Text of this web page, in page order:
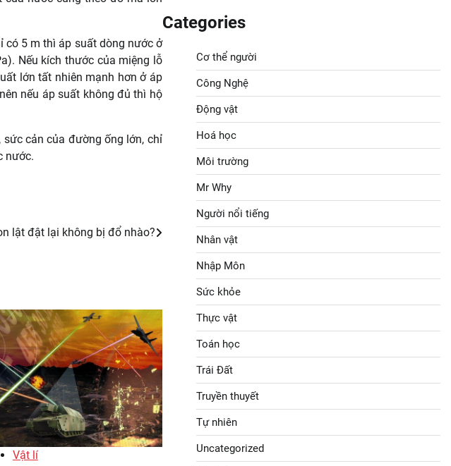
có 5 m thì áp suất dòng nước ở
Nếu kích thước của miệng lỗ
lớn tất nhiên mạnh hơn ở áp
nếu áp suất không đủ thì hộ
cản của đường ống lớn, chỉ
nước.
lật đật lại không bị đổ nhào?
Vật lí
Categories
Cơ thể người
Công Nghệ
Động vật
Hoá học
Môi trường
Mr Why
Người nổi tiếng
Nhân vật
Nhập Môn
Sức khỏe
Thực vật
Toán học
Trái Đất
Truyền thuyết
Tự nhiên
Uncategorized